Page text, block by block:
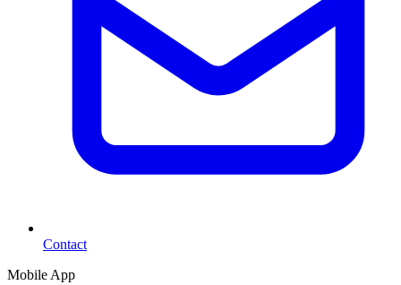
Contact
Mobile App